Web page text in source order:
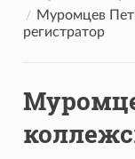
Муромцев
регистратор